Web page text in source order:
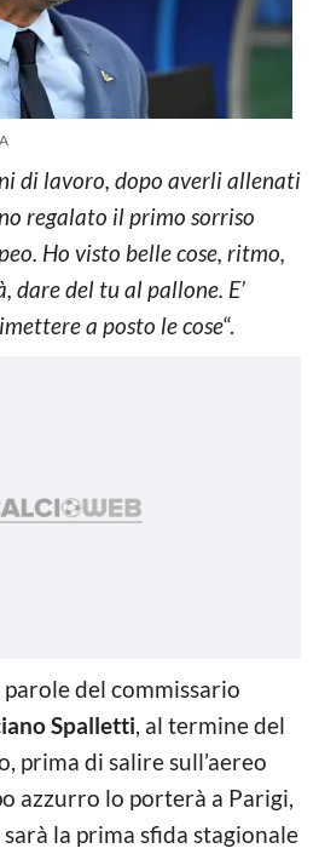
di lavoro, dopo averli allenati
regalato il primo sorriso
Ho visto belle cose, ritmo,
dare del tu al pallone. E’
a posto le cose“.
del commissario
Spalletti, al termine del
prima di salire sull’aereo
azzurro lo porterà a Parigi,
la prima sfida stagionale